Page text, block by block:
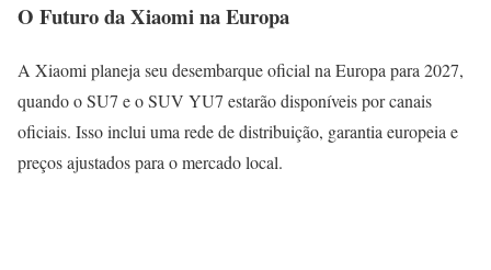
O Futuro da Xiaomi na Europa
A Xiaomi planeja seu desembarque oficial na Europa para 2027,
quando o SU7 e o SUV YU7 estarão disponíveis por canais
oficiais. Isso inclui uma rede de distribuição, garantia europeia e
preços ajustados para o mercado local.